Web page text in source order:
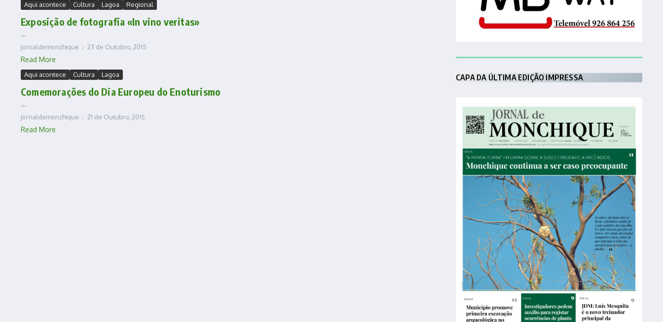
Aqui acontece Cultura Lagoa Regional
Exposição de fotografia «In vino veritas»
...
jornaldemonchique 23 de Outubro, 2015
Read More
Aqui acontece Cultura Lagoa
Comemorações do Dia Europeu do Enoturismo
...
jornaldemonchique 21 de Outubro, 2015
Read More
CAPA DA ÚLTIMA EDIÇÃO IMPRESSA